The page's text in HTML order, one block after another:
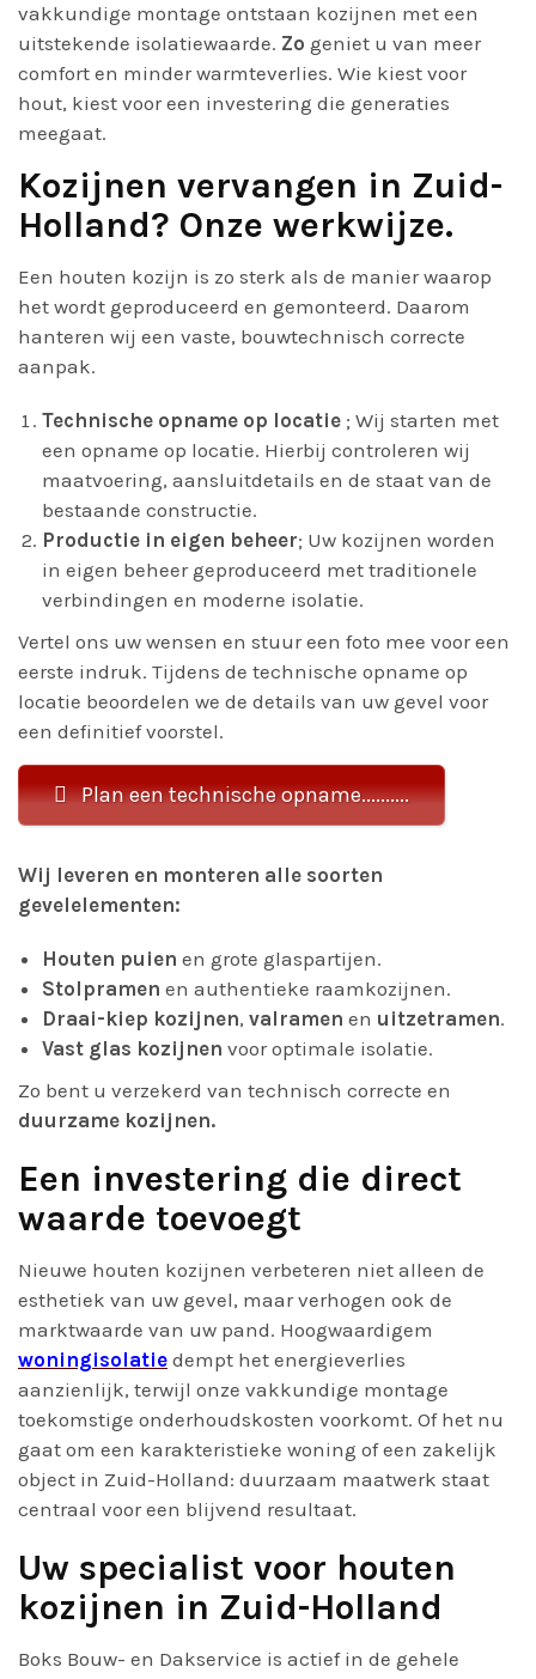
vakkundige montage ontstaan kozijnen met een
uitstekende isolatiewaarde. Zo geniet u van meer
comfort en minder warmteverlies. Wie kiest voor
hout, kiest voor een investering die generaties
meegaat.
Kozijnen vervangen in Zuid-
Holland? Onze werkwijze.
Een houten kozijn is zo sterk als de manier waarop
het wordt geproduceerd en gemonteerd. Daarom
hanteren wij een vaste, bouwtechnisch correcte
aanpak.
Technische opname op locatie ; Wij starten met
een opname op locatie. Hierbij controleren wij
maatvoering, aansluitdetails en de staat van de
bestaande constructie.
Productie in eigen beheer; Uw kozijnen worden
in eigen beheer geproduceerd met traditionele
verbindingen en moderne isolatie.
Vertel ons uw wensen en stuur een foto mee voor een
eerste indruk. Tijdens de technische opname op
locatie beoordelen we de details van uw gevel voor
een definitief voorstel.
Plan een technische opname..........
Wij leveren en monteren alle soorten
gevelelementen:
Houten puien en grote glaspartijen.
Stolpramen en authentieke raamkozijnen.
Draai-kiep kozijnen, valramen en uitzetramen.
Vast glas kozijnen voor optimale isolatie.
Zo bent u verzekerd van technisch correcte en
duurzame kozijnen.
Een investering die direct
waarde toevoegt
Nieuwe houten kozijnen verbeteren niet alleen de
esthetiek van uw gevel, maar verhogen ook de
marktwaarde van uw pand. Hoogwaardigem
woningisolatie dempt het energieverlies
aanzienlijk, terwijl onze vakkundige montage
toekomstige onderhoudskosten voorkomt. Of het nu
gaat om een karakteristieke woning of een zakelijk
object in Zuid-Holland: duurzaam maatwerk staat
centraal voor een blijvend resultaat.
Uw specialist voor houten
kozijnen in Zuid-Holland
Boks Bouw- en Dakservice is actief in de gehele